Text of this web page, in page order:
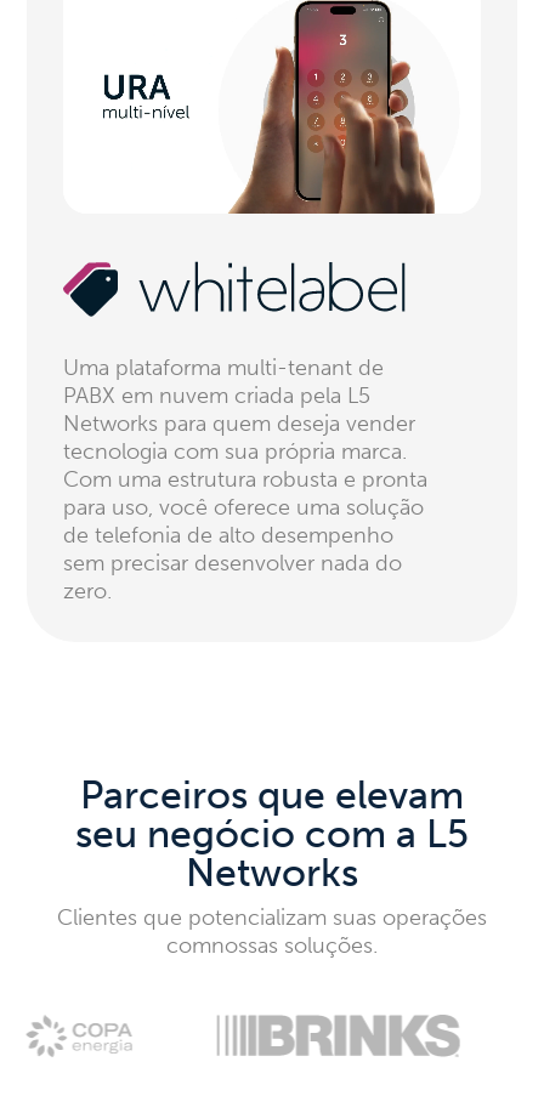
Uma plataforma multi-tenant de
PABX em nuvem criada pela L5
Networks para quem deseja vender
tecnologia com sua própria marca.
Com uma estrutura robusta e pronta
para uso, você oferece uma solução
de telefonia de alto desempenho
sem precisar desenvolver nada do
zero.
Parceiros que elevam
seu negócio com a L5
Networks
Clientes que potencializam suas operações
comnossas soluções.